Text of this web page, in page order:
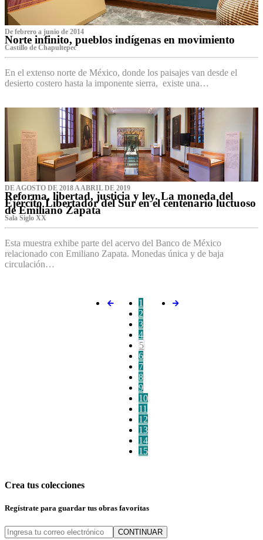
De febrero a junio de 2014
Norte infinito, pueblos indígenas en movimiento
Castillo de Chapultepec
En el extenso norte de México, donde los paisajes van desde el
desierto costero hasta la imponente sierra, existe una…
DE AGOSTO DE 2018 A ABRIL DE 2019
Reforma, libertad, justicia y ley. La moneda del
Ejército Libertador del Sur en el centenario luctuoso
de Emiliano Zapata
Sala Siglo XX
Esta muestra exhibe parte del acervo del Banco de México
relacionado con Emiliano Zapata. Monedas única y de baja
circulación…
1
2
3
4
5
6
7
8
9
10
11
12
13
14
15
Crea tus colecciones
Regístrate para guardar tus obras favoritas
CONTINUAR